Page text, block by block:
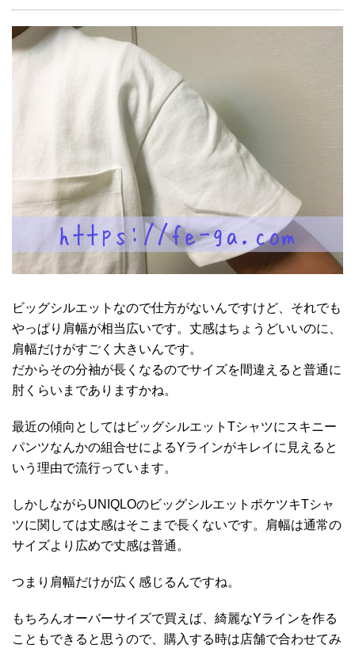
ビッグシルエットなので仕方がないんですけど、それでも
やっぱり肩幅が相当広いです。丈感はちょうどいいのに、
肩幅だけがすごく大きいんです。
だからその分袖が長くなるのでサイズを間違えると普通に
肘くらいまでありますかね。
最近の傾向としてはビッグシルエットTシャツにスキニー
パンツなんかの組合せによるYラインがキレイに見えると
いう理由で流行っています。
しかしながらUNIQLOのビッグシルエットポケツキTシャ
ツに関しては丈感はそこまで長くないです。肩幅は通常の
サイズより広めで丈感は普通。
つまり肩幅だけが広く感じるんですね。
もちろんオーバーサイズで買えば、綺麗なYラインを作る
こともできると思うので、購入する時は店舗で合わせてみ